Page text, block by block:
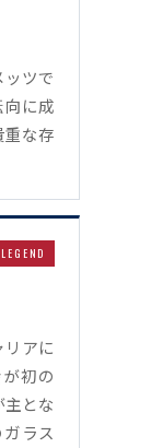
ツで
に成
な存
LEGEND
アに
初の
とな
ラス